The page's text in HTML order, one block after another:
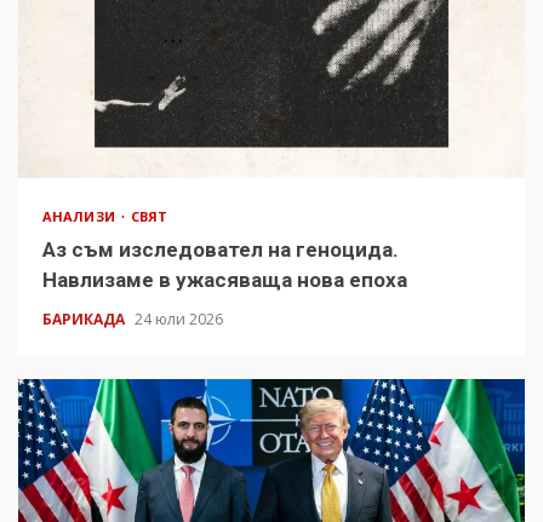
АНАЛИЗИ СВЯТ
Аз съм изследовател на геноцида.
Навлизаме в ужасяваща нова епоха
БАРИКАДА 24 юли 2026